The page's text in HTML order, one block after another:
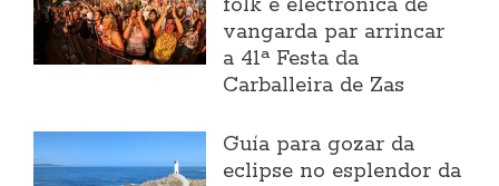
folk e electrónica de
vangarda par arrincar
a 41ª Festa da
Carballeira de Zas
Guía para gozar da
eclipse no esplendor da